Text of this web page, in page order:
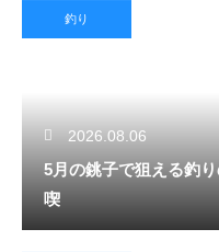
釣り
2026.08.06
5月の銚子で狙える釣
喫